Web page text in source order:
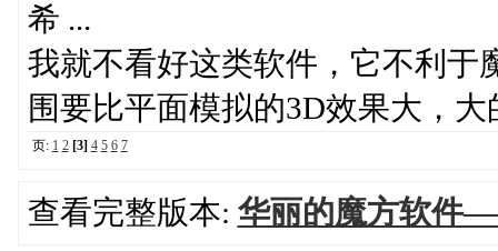
希 ...
我就不看好这类软件，它不利于
围要比平面模拟的3D效果大，
页: 1 2 [3] 4 5 6 7
查看完整版本: 华丽的魔方软件